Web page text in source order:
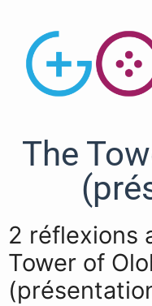
The
2 réflexions
Tower of